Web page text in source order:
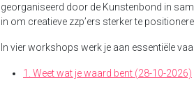
georganiseerd door de Kunstenbond in
in om creatieve zzp’ers sterker te
In vier workshops werk je aan essentiële
1. Weet wat je waard bent (28-10-2026)